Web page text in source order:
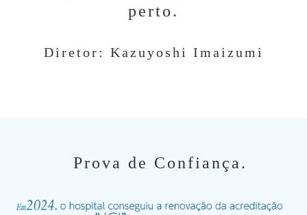
perto.
Diretor: Kazuyoshi Imaizumi
Prova de Confiança.